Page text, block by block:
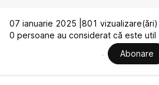
07 ianuarie 2025 | 801 vizualizare(ări) |
0 persoane au considerat că este util
Abonare